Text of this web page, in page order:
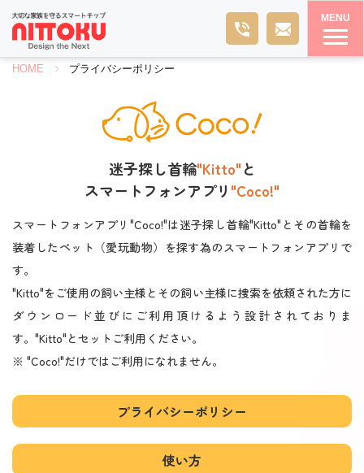
MENU
HOME プライバシーポリシー
迷子探し首輪"Kitto"と
スマートフォンアプリ "Coco!"
スマートフォンアプリ"Coco!"は迷子探し首輪"Kitto"とその首輪を
装着したペット（愛玩動物）を探す為のスマートフォンアプリで
す。
"Kitto"をご使用の飼い主様とその飼い主様に捜索を依頼された方に
ダウンロード並びにご利用頂けるよう設計されておりま
す。"Kitto"とセットご利用ください。
※ "Coco!"だけではご利用になれません。
プライバシーポリシー
使い方